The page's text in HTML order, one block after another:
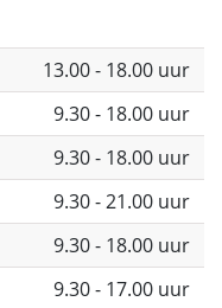
13.00 - 18.00 uur
9.30 - 18.00 uur
9.30 - 18.00 uur
9.30 - 21.00 uur
9.30 - 18.00 uur
9.30 - 17.00 uur